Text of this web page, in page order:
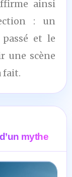
ainsi
: un
et le
une scène
fait.
mythe